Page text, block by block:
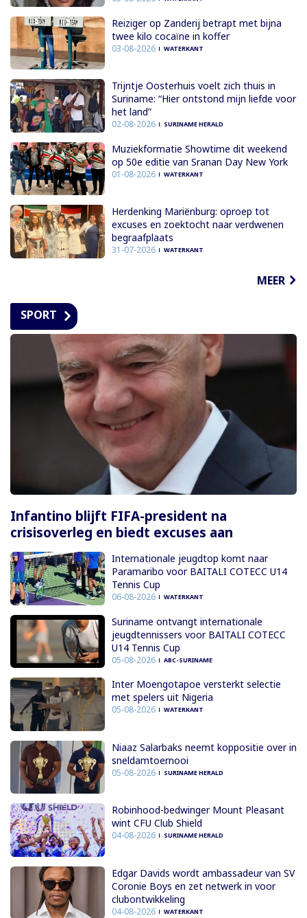
Reiziger op Zanderij betrapt met bijna
twee kilo cocaïne in koffer
03-08-2026 WATERKANT
Trijntje Oosterhuis voelt zich thuis in
Suriname: “Hier ontstond mijn liefde voor
het land”
02-08-2026 SURINAME HERALD
Muziekformatie Showtime dit weekend
op 50e editie van Sranan Day New York
01-08-2026 WATERKANT
Herdenking Mariënburg: oproep tot
excuses en zoektocht naar verdwenen
begraafplaats
31-07-2026 WATERKANT
MEER
SPORT
Infantino blijft FIFA-president na
crisisoverleg en biedt excuses aan
Internationale jeugdtop komt naar
Paramaribo voor BAITALI COTECC U14
Tennis Cup
06-08-2026 WATERKANT
Suriname ontvangt internationale
jeugdtennissers voor BAITALI COTECC
U14 Tennis Cup
05-08-2026 ABC-SURINAME
Inter Moengotapoe versterkt selectie
met spelers uit Nigeria
05-08-2026 WATERKANT
Niaaz Salarbaks neemt koppositie over in
sneldamtoernooi
05-08-2026 SURINAME HERALD
Robinhood-bedwinger Mount Pleasant
wint CFU Club Shield
04-08-2026 SURINAME HERALD
Edgar Davids wordt ambassadeur van SV
Coronie Boys en zet netwerk in voor
clubontwikkeling
04-08-2026 WATERKANT